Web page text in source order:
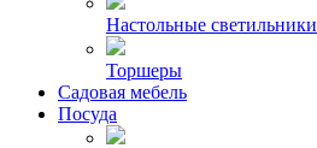
Настольные светильники
Торшеры
Садовая мебель
Посуда